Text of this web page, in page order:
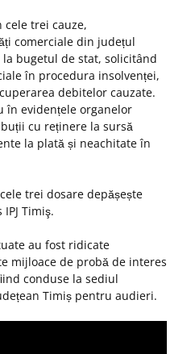
cele trei cauze,
comerciale din județul
bugetul de stat, solicitând
în procedura insolvenței,
debitelor cauzate.
în evidențele organelor
cu reținere la sursă
la plată și neachitate în
trei dosare depășește
Timiş.
au fost ridicate
mijloace de probă de interes
conduse la sediul
Timiș pentru audieri.